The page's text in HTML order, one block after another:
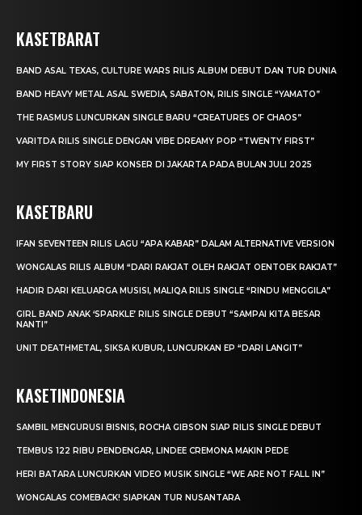
KASETBARAT
BAND ASAL TEXAS, CULTURE WARS RILIS ALBUM DEBUT DAN TUR DUNIA
BAND HEAVY METAL ASAL SWEDIA, SABATON, RILIS SINGLE “YAMATO”
THE RASMUS LUNCURKAN SINGLE BARU “CREATURES OF CHAOS”
VARITDA RILIS SINGLE DENGAN VIBE DREAMY POP “TWENTY FIRST”
MY FIRST STORY SIAP KONSER DI JAKARTA PADA BULAN JULI 2025
KASETBARU
IFAN SEVENTEEN RILIS LAGU “APA KABAR” DALAM ALTERNATIVE VERSION
WONGALAS RILIS ALBUM “DARI RAKJAT OLEH RAKJAT OENTOEK RAKJAT”
HADIR DARI KELUARGA MUSISI, MALIQA RILIS SINGLE “RINDU MENGGILA”
GIRL BAND ANAK ‘SPARKLE’ RILIS SINGLE DEBUT “SAMPAI KITA BESAR
NANTI”
UNIT DEATHMETAL, SIKSA KUBUR, LUNCURKAN EP “DARI LANGIT”
KASETINDONESIA
SAMBIL MENGURUSI BISNIS, ROCHA GIBSON SIAP RILIS SINGLE DEBUT
TEMBUS 122 RIBU PENDENGAR, LINDEE CREMONA MAKIN PEDE
HERI BATARA LUNCURKAN VIDEO MUSIK SINGLE “WE ARE NOT FALL IN”
WONGALAS COMEBACK! SIAPKAN TUR NUSANTARA